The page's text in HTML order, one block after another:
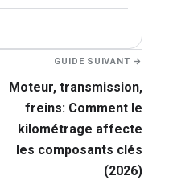
GUIDE SUIVANT →
Moteur, transmission,
freins: Comment le
kilométrage affecte
les composants clés
(2026)